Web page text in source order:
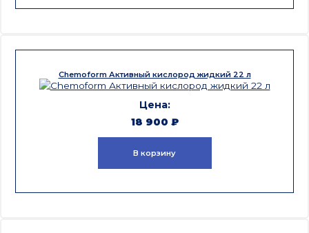
Chemoform Активный кислород жидкий 22 л
18 900 ₽
В корзину